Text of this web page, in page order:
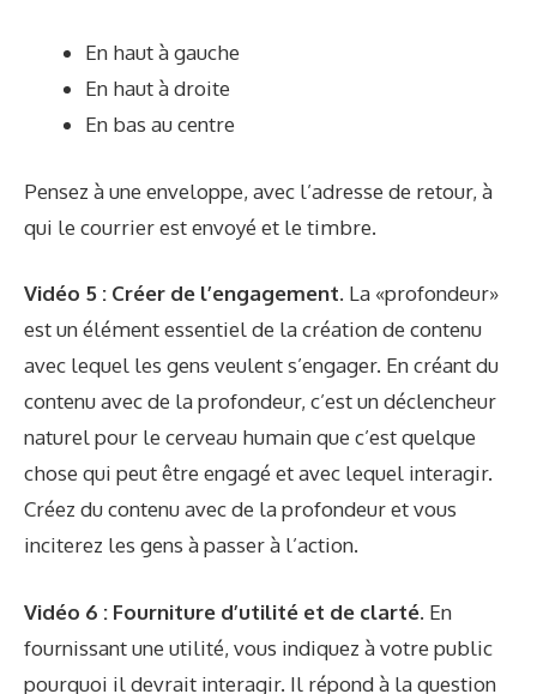
En haut à gauche
En haut à droite
En bas au centre
Pensez à une enveloppe, avec l’adresse de retour, à
qui le courrier est envoyé et le timbre.
Vidéo 5 : Créer de l’engagement. La «profondeur»
est un élément essentiel de la création de contenu
avec lequel les gens veulent s’engager. En créant du
contenu avec de la profondeur, c’est un déclencheur
naturel pour le cerveau humain que c’est quelque
chose qui peut être engagé et avec lequel interagir.
Créez du contenu avec de la profondeur et vous
inciterez les gens à passer à l’action.
Vidéo 6 : Fourniture d’utilité et de clarté. En
fournissant une utilité, vous indiquez à votre public
pourquoi il devrait interagir. Il répond à la question